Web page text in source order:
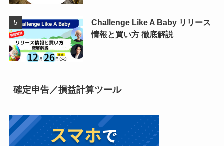
Challenge Like A Baby リリース
情報と買い方 徹底解説
確定申告／損益計算ツール